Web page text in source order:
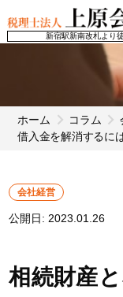
新宿駅新南改札より
ホーム コラム
借入金を解消するに
会社経営
公開日: 2023.01.26
相続財産